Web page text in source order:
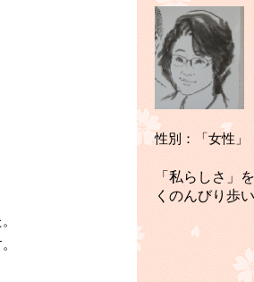
性別：「女性」
「私らしさ」
くのんびり歩